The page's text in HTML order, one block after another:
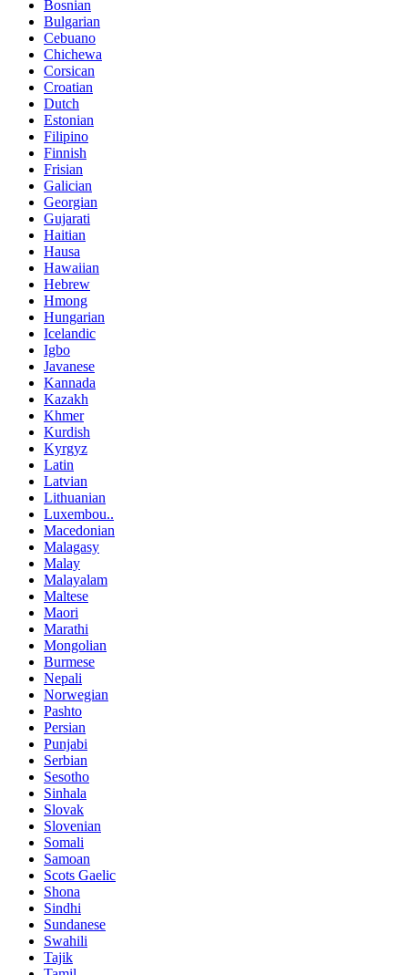
Bosnian
Bulgarian
Cebuano
Chichewa
Corsican
Croatian
Dutch
Estonian
Filipino
Finnish
Frisian
Galician
Georgian
Gujarati
Haitian
Hausa
Hawaiian
Hebrew
Hmong
Hungarian
Icelandic
Igbo
Javanese
Kannada
Kazakh
Khmer
Kurdish
Kyrgyz
Latin
Latvian
Lithuanian
Luxembou..
Macedonian
Malagasy
Malay
Malayalam
Maltese
Maori
Marathi
Mongolian
Burmese
Nepali
Norwegian
Pashto
Persian
Punjabi
Serbian
Sesotho
Sinhala
Slovak
Slovenian
Somali
Samoan
Scots Gaelic
Shona
Sindhi
Sundanese
Swahili
Tajik